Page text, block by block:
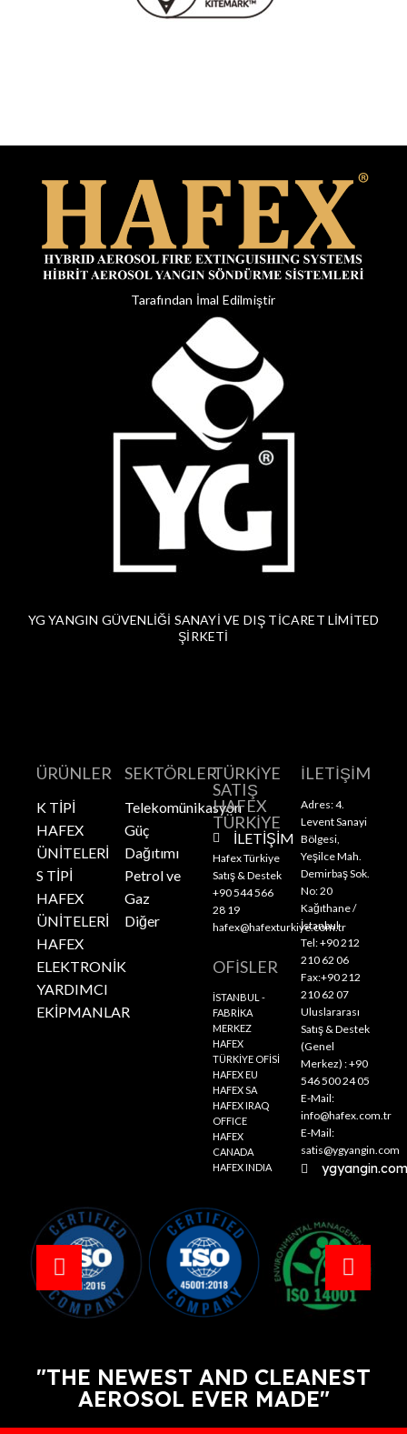
Tarafından İmal Edilmiştir
YG YANGIN GÜVENLİĞİ SANAYİ VE DIŞ TİCARET LİMİTED
ŞİRKETİ
ÜRÜNLER
K TİPİ
HAFEX
ÜNİTELERİ
S TİPİ
HAFEX
ÜNİTELERİ
HAFEX
ELEKTRONİK
YARDIMCI
EKİPMANLAR
SEKTÖRLER
Telekomünikasyon
Güç
Dağıtımı
Petrol ve
Gaz
Diğer
TÜRKİYE
SATIŞ
HAFEX
TÜRKİYE
İLETİŞİM
Hafex Türkiye
Satış & Destek
+90 544 566
28 19
hafex@hafexturkiye.com.tr
OFİSLER
İSTANBUL -
FABRİKA
MERKEZ
HAFEX
TÜRKİYE OFİSİ
HAFEX EU
HAFEX SA
HAFEX IRAQ
OFFICE
HAFEX
CANADA
HAFEX INDIA
İLETİŞİM
Adres: 4.
Levent Sanayi
Bölgesi,
Yeşilce Mah.
Demirbaş Sok.
No: 20
Kağıthane /
İstanbul
Tel: +90 212
210 62 06
Fax:+90 212
210 62 07
Uluslararası
Satış & Destek
(Genel
Merkez) : +90
546 500 24 05
E-Mail:
info@hafex.com.tr
E-Mail:
satis@ygyangin.com
ygyangin.com
"THE NEWEST AND CLEANEST
AEROSOL EVER MADE"